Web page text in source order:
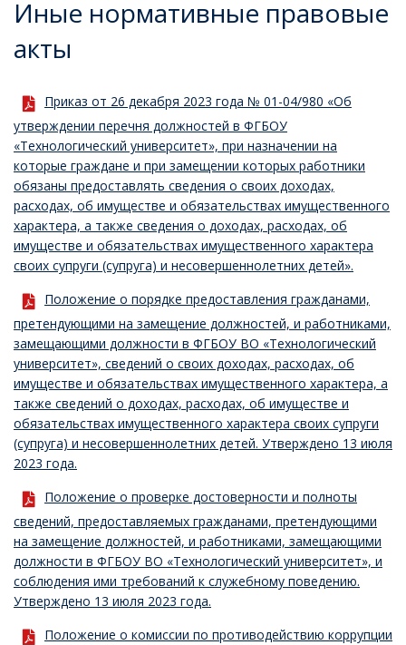
Иные нормативные правовые
акты
Приказ от 26 декабря 2023 года № 01-04/980 «Об
утверждении перечня должностей в ФГБОУ
«Технологический университет», при назначении на
которые граждане и при замещении которых работники
обязаны предоставлять сведения о своих доходах,
расходах, об имуществе и обязательствах имущественного
характера, а также сведения о доходах, расходах, об
имуществе и обязательствах имущественного характера
своих супруги (супруга) и несовершеннолетних детей».
Положение о порядке предоставления гражданами,
претендующими на замещение должностей, и работниками,
замещающими должности в ФГБОУ ВО «Технологический
университет», сведений о своих доходах, расходах, об
имуществе и обязательствах имущественного характера, а
также сведений о доходах, расходах, об имуществе и
обязательствах имущественного характера своих супруги
(супруга) и несовершеннолетних детей. Утверждено 13 июля
2023 года.
Положение о проверке достоверности и полноты
сведений, предоставляемых гражданами, претендующими
на замещение должностей, и работниками, замещающими
должности в ФГБОУ ВО «Технологический университет», и
соблюдения ими требований к служебному поведению.
Утверждено 13 июля 2023 года.
Положение о комиссии по противодействию коррупции